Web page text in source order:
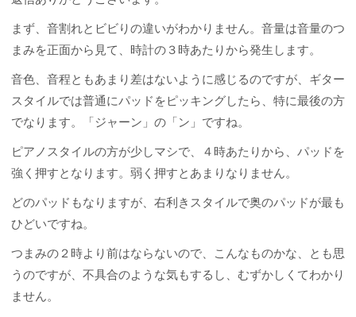
まず、音割れとビビりの違いがわかりません。音量は音量のつ
まみを正面から見て、時計の３時あたりから発生します。
音色、音程ともあまり差はないように感じるのですが、ギター
スタイルでは普通にパッドをピッキングしたら、特に最後の方
でなります。「ジャーン」の「ン」ですね。
ピアノスタイルの方が少しマシで、４時あたりから、パッドを
強く押すとなります。弱く押すとあまりなりません。
どのパッドもなりますが、右利きスタイルで奥のパッドが最も
ひどいですね。
つまみの２時より前はならないので、こんなものかな、とも思
うのですが、不具合のような気もするし、むずかしくてわかり
ません。